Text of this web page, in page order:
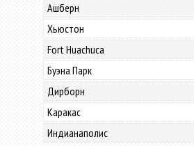
Ашберн
Хьюстон
Fort Huachuca
Буэна Парк
Дирборн
Каракас
Индианаполис